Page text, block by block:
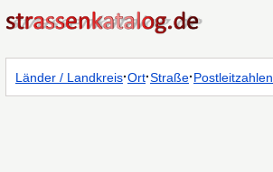
Länder / Landkreis·Ort·Straße·Postleitzahlen